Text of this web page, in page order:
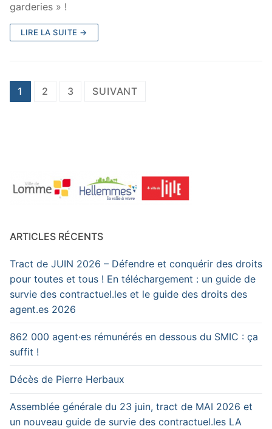
garderies » !
LIRE LA SUITE →
1 2 3 SUIVANT
ARTICLES RÉCENTS
Tract de JUIN 2026 – Défendre et conquérir des droits
pour toutes et tous ! En téléchargement : un guide de
survie des contractuel.les et le guide des droits des
agent.es 2026
862 000 agent·es rémunérés en dessous du SMIC : ça
suffit !
Décès de Pierre Herbaux
Assemblée générale du 23 juin, tract de MAI 2026 et
un nouveau guide de survie des contractuel.les LA